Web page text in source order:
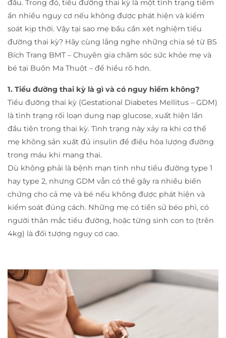
đầu. Trong đó, tiểu đường thai kỳ là một tình trạng tiềm
ẩn nhiều nguy cơ nếu không được phát hiện và kiểm
soát kịp thời. Vậy tại sao mẹ bầu cần xét nghiệm tiểu
đường thai kỳ? Hãy cùng lắng nghe những chia sẻ từ BS
Bích Trang BMT – Chuyên gia chăm sóc sức khỏe mẹ và
bé tại Buôn Ma Thuột – để hiểu rõ hơn.
1. Tiểu đường thai kỳ là gì và có nguy hiểm không?
Tiểu đường thai kỳ (Gestational Diabetes Mellitus – GDM)
là tình trạng rối loạn dung nạp glucose, xuất hiện lần
đầu tiên trong thai kỳ. Tình trạng này xảy ra khi cơ thể
mẹ không sản xuất đủ insulin để điều hòa lượng đường
trong máu khi mang thai.
Dù không phải là bệnh mạn tính như tiểu đường type 1
hay type 2, nhưng GDM vẫn có thể gây ra nhiều biến
chứng cho cả mẹ và bé nếu không được phát hiện và
kiểm soát đúng cách. Những mẹ có tiền sử béo phì, có
người thân mắc tiểu đường, hoặc từng sinh con to (trên
4kg) là đối tượng nguy cơ cao.